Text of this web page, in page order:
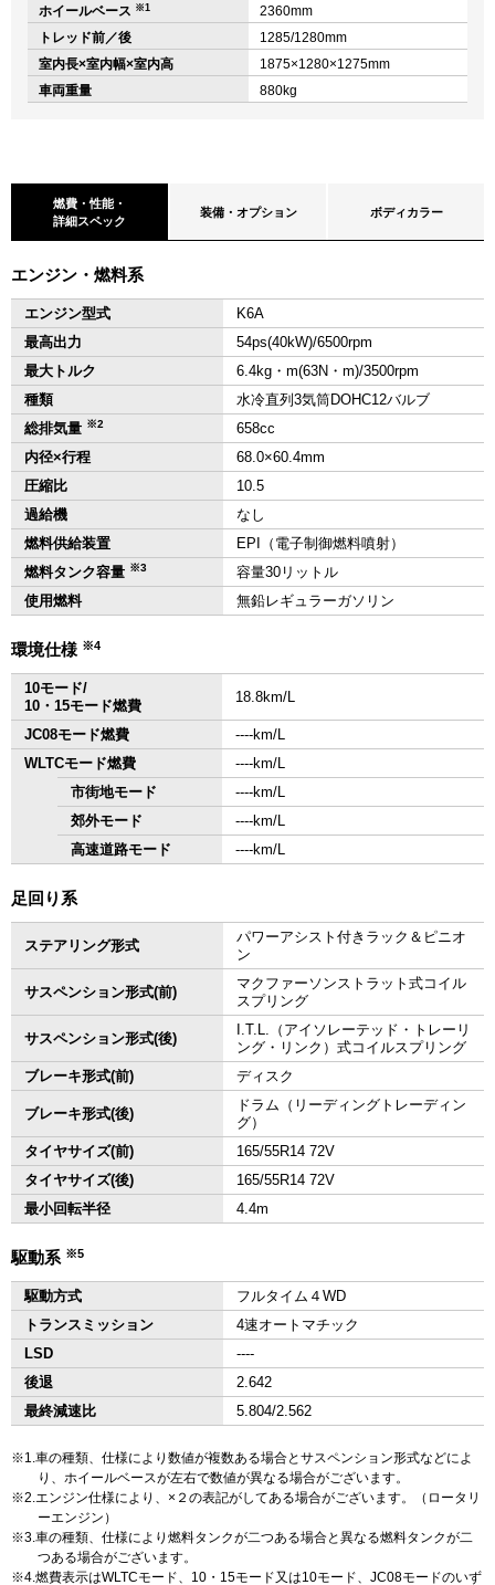
ホイールベース ※1
2360mm
トレッド前／後
1285/1280mm
室内長×室内幅×室内高
1875×1280×1275mm
車両重量
880kg
燃費・性能・
詳細スペック
装備・オプション ボディカラー
エンジン・燃料系
エンジン型式
K6A
最高出力
54ps(40kW)/6500rpm
最大トルク
6.4kg・m(63N・m)/3500rpm
種類
水冷直列3気筒DOHC12バルブ
総排気量 ※2
658cc
内径×行程
68.0×60.4mm
圧縮比
10.5
過給機
なし
燃料供給装置
EPI（電子制御燃料噴射）
燃料タンク容量 ※3
容量30リットル
使用燃料
無鉛レギュラーガソリン
環境仕様 ※4
10モード/
10・15モード燃費
18.8km/L
JC08モード燃費
‐‐‐‐km/L
WLTCモード燃費
‐‐‐‐km/L
市街地モード
‐‐‐‐km/L
郊外モード
‐‐‐‐km/L
高速道路モード
‐‐‐‐km/L
足回り系
ステアリング形式
パワーアシスト付きラック＆ピニオ
ン
サスペンション形式(前)
マクファーソンストラット式コイル
スプリング
サスペンション形式(後)
I.T.L.（アイソレーテッド・トレーリ
ング・リンク）式コイルスプリング
ブレーキ形式(前)
ディスク
ブレーキ形式(後)
ドラム（リーディングトレーディン
グ）
タイヤサイズ(前)
165/55R14 72V
タイヤサイズ(後)
165/55R14 72V
最小回転半径
4.4m
駆動系 ※5
駆動方式
フルタイム４WD
トランスミッション
4速オートマチック
LSD
‐‐‐‐
後退
2.642
最終減速比
5.804/2.562
1.車の種類、仕様により数値が複数ある場合とサスペンション形式などによ
り、ホイールベースが左右で数値が異なる場合がございます。
2.エンジン仕様により、×２の表記がしてある場合がございます。（ロータリ
ーエンジン）
3.車の種類、仕様により燃料タンクが二つある場合と異なる燃料タンクが二
つある場合がございます。
4.燃費表示はWLTCモード、10・15モード又は10モード、JC08モードのいず